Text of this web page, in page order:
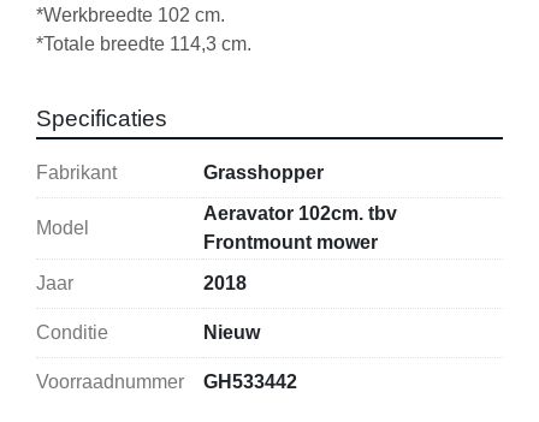
*Werkbreedte 102 cm.
*Totale breedte 114,3 cm.
Specificaties
Fabrikant Grasshopper
Model
Aeravator 102cm. tbv
Frontmount mower
Jaar
2018
Conditie Nieuw
Voorraadnummer GH533442